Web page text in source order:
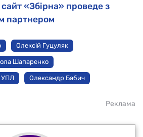
«Збірна» проведе з
партнером
Олексій Гуцуляк
Шапаренко
УПЛ Олександр Бабич
Реклама